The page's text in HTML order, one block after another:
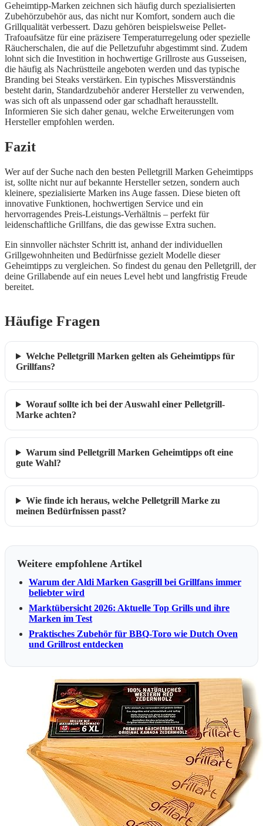
Geheimtipp-Marken zeichnen sich häufig durch spezialisierten
Zubehörzubehör aus, das nicht nur Komfort, sondern auch die
Grillqualität verbessert. Dazu gehören beispielsweise Pellet-
Trafoaufsätze für eine präzisere Temperaturregelung oder spezielle
Räucherschalen, die auf die Pelletzufuhr abgestimmt sind. Zudem
lohnt sich die Investition in hochwertige Grillroste aus Gusseisen,
die häufig als Nachrüstteile angeboten werden und das typische
Branding bei Steaks verstärken. Ein typisches Missverständnis
besteht darin, Standardzubehör anderer Hersteller zu verwenden,
was sich oft als unpassend oder gar schadhaft herausstellt.
Informieren Sie sich daher genau, welche Erweiterungen vom
Hersteller empfohlen werden.
Fazit
Wer auf der Suche nach den besten Pelletgrill Marken Geheimtipps
ist, sollte nicht nur auf bekannte Hersteller setzen, sondern auch
kleinere, spezialisierte Marken ins Auge fassen. Diese bieten oft
innovative Funktionen, hochwertigen Service und ein
hervorragendes Preis-Leistungs-Verhältnis – perfekt für
leidenschaftliche Grillfans, die das gewisse Extra suchen.
Ein sinnvoller nächster Schritt ist, anhand der individuellen
Grillgewohnheiten und Bedürfnisse gezielt Modelle dieser
Geheimtipps zu vergleichen. So findest du genau den Pelletgrill, der
deine Grillabende auf ein neues Level hebt und langfristig Freude
bereitet.
Häufige Fragen
Welche Pelletgrill Marken gelten als Geheimtipps für
Grillfans?
Worauf sollte ich bei der Auswahl einer Pelletgrill-
Marke achten?
Warum sind Pelletgrill Marken Geheimtipps oft eine
gute Wahl?
Wie finde ich heraus, welche Pelletgrill Marke zu
meinen Bedürfnissen passt?
Weitere empfohlene Artikel
Warum der Aldi Marken Gasgrill bei Grillfans immer
beliebter wird
Marktübersicht 2026: Aktuelle Top Grills und ihre
Marken im Test
Praktisches Zubehör für BBQ-Toro wie Dutch Oven
und Grillrost entdecken